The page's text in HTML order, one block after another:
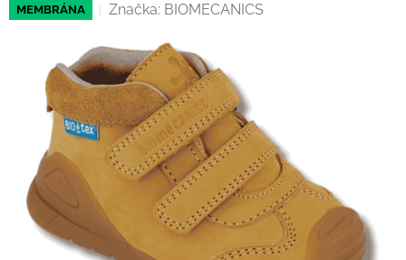
MEMBRÁNA Značka: BIOMECANICS